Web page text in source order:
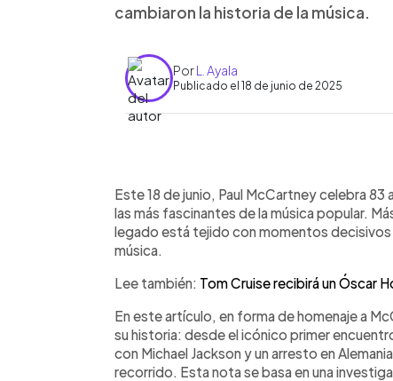
cambiaron la historia de la música.
PorL. Ayala
Publicado el 18 de junio de 2025
► Escuchar artículo
Este 18 de junio, Paul McCartney celebra
las más fascinantes de la música popular.
legado está tejido con momentos decisivos
música.
Lee también: Tom Cruise recibirá un Óscar
En este artículo, en forma de homenaje a
su historia: desde el icónico primer
con Michael Jackson y un arresto en
recorrido. Esta nota se basa en una